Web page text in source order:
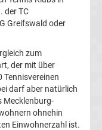
der TC
Greifswald oder
zum
der mit über
darf aber natürlich
Mecklenburg-
ohnehin
Einwohnerzahl ist.